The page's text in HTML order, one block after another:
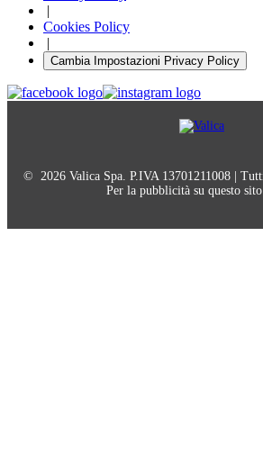
|
Cookies Policy
|
Cambia Impostazioni Privacy Policy
© 2026 Valica Spa. P.IVA 13701211008 |
Per la pubblicità su questo sito